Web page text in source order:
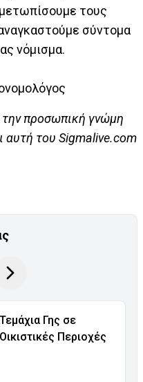
τους
σύντομα
νόμισμα.
προσωπική γνώμη
αυτή του Sigmalive.com
Τεμάχια Γης σε
Οικιστικές Περιοχές